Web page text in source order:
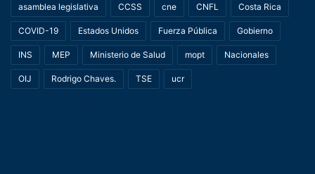
asamblea legislativa CCSS cne CNFL Costa Rica
COVID-19 Estados Unidos Fuerza Pública Gobierno
INS MEP Ministerio de Salud mopt Nacionales
OIJ Rodrigo Chaves. TSE ucr